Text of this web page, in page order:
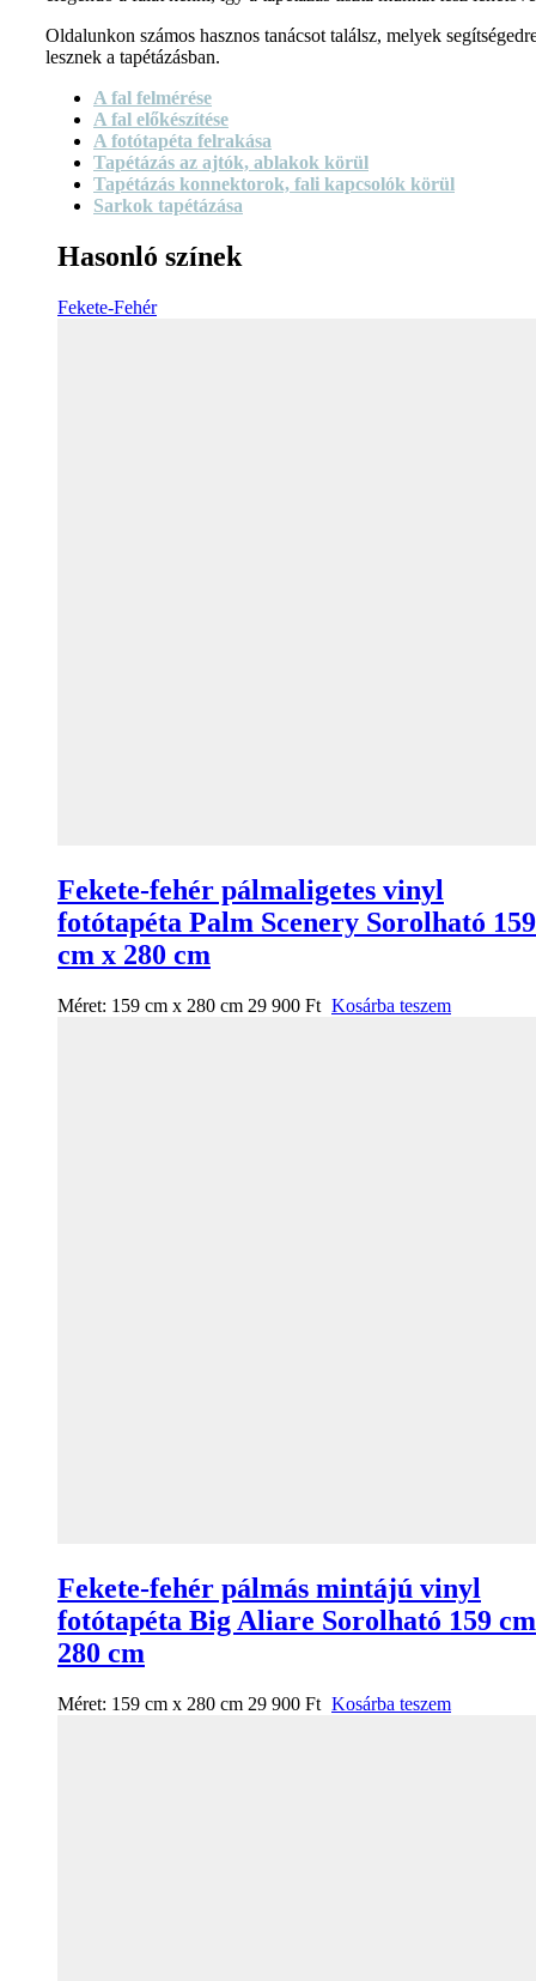
Oldalunkon számos hasznos tanácsot találsz, melyek
lesznek a tapétázásban.
A fal felmérése
A fal előkészítése
A fotótapéta felrakása
Tapétázás az ajtók, ablakok körül
Tapétázás konnektorok, fali kapcsolók körül
Sarkok tapétázása
Hasonló színek
Fekete-Fehér
Fekete-fehér pálmaligetes vinyl
fotótapéta Palm Scenery Sorolható 159
cm x 280 cm
Méret: 159 cm x 280 cm 29 900 Ft Kosárba teszem
Fekete-fehér pálmás mintájú vinyl
fotótapéta Big Aliare Sorolható 159
280 cm
Méret: 159 cm x 280 cm 29 900 Ft Kosárba teszem